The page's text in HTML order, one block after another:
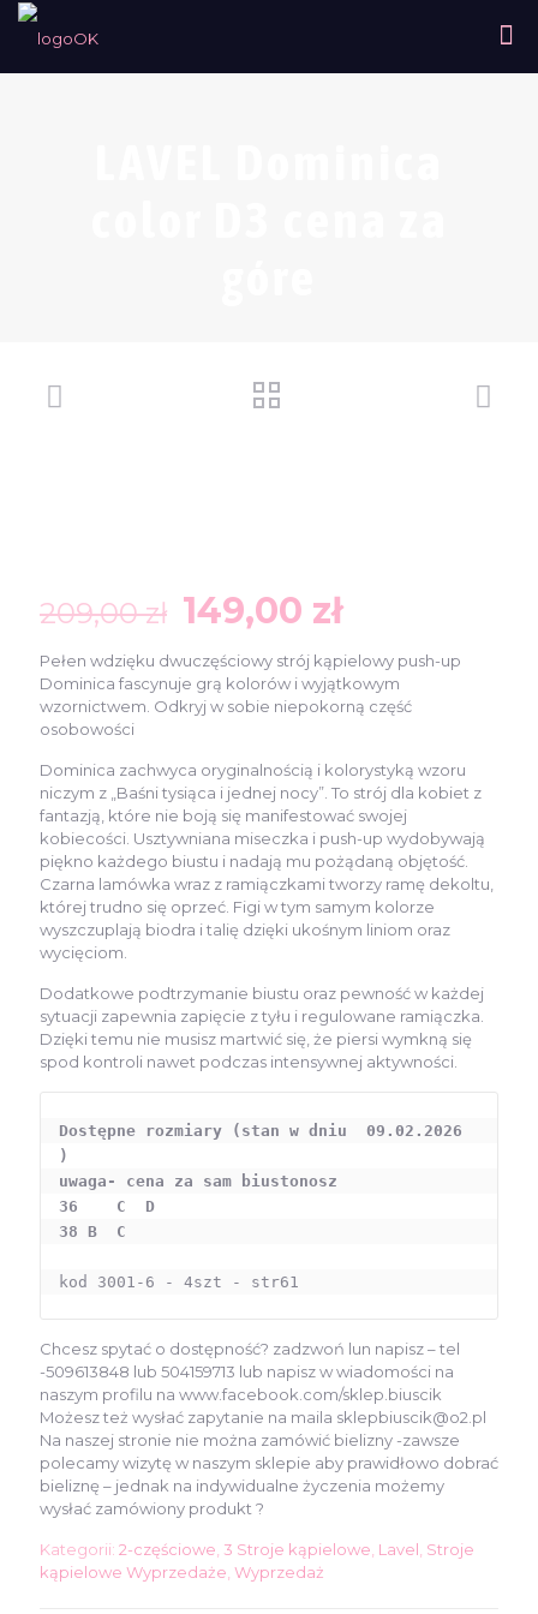
209,00zł Pierwotna
cena
wynosiła:
209,00 zł.
149,00 złAktualna
cena
wynosi:
149,00 zł.
Pełen wdzięku dwuczęściowy strój kąpielowy push-up
Dominica fascynuje grą kolorów i wyjątkowym
wzornictwem. Odkryj w sobie niepokorną część
osobowości
Dominica zachwyca oryginalnością i kolorystyką wzoru
niczym z „Baśni tysiąca i jednej nocy”. To strój dla kobiet z
fantazją, które nie boją się manifestować swojej
kobiecości. Usztywniana miseczka i push-up wydobywają
piękno każdego biustu i nadają mu pożądaną objętość.
Czarna lamówka wraz z ramiączkami tworzy ramę dekoltu,
której trudno się oprzeć. Figi w tym samym kolorze
wyszczuplają biodra i talię dzięki ukośnym liniom oraz
wycięciom.
Dodatkowe podtrzymanie biustu oraz pewność w każdej
sytuacji zapewnia zapięcie z tyłu i regulowane ramiączka.
Dzięki temu nie musisz martwić się, że piersi wymkną się
spod kontroli nawet podczas intensywnej aktywności.
Dostępne rozmiary (stan w dniu  09.02.2026
)
uwaga- cena za sam biustonosz
36    C  D
38 B  C
kod 3001-6 - 4szt - str61
Chcesz spytać o dostępność? zadzwoń lun napisz – tel
-509613848 lub 504159713 lub napisz w wiadomości na
naszym profilu na www.facebook.com/sklep.biuscik
Możesz też wysłać zapytanie na maila sklepbiuscik@o2.pl
Na naszej stronie nie można zamówić bielizny -zawsze
polecamy wizytę w naszym sklepie aby prawidłowo dobrać
bieliznę – jednak na indywidualne życzenia możemy
wysłać zamówiony produkt ?
Kategorii: 2-częściowe 3 Stroje kąpielowe Lavel Stroje
kąpielowe Wyprzedaże Wyprzedaż